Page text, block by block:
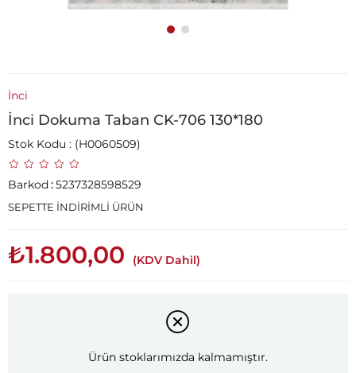
İnci
İnci Dokuma Taban CK-706 130*180
Stok Kodu (H0060509)
Barkod:5237328598529
SEPETTE İNDİRİMLİ ÜRÜN
₺1.800,00 (KDV Dahil)
Ürün stoklarımızda kalmamıştır.